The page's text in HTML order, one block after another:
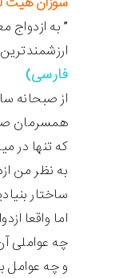
” به ازدواج
فارسی)
از صبحانه
همسرمان
که تنها در
به نظر من
ساختار
اما واقعا
چه عواملی
و چه عوامل